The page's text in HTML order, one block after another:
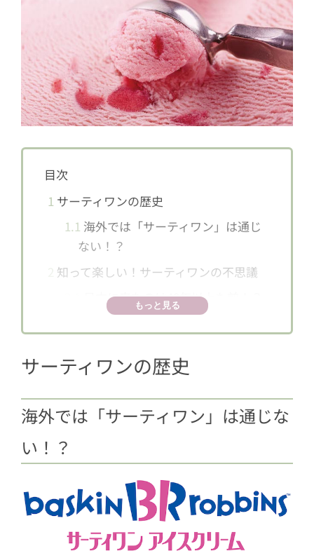
目次
1 サーティワンの歴史
1.1 海外では「サーティワン」は通じ
ない！？
知って楽しい！サーティワンの不思議
日本に来たのは40年以上も前！？
2.3味が想像つかないようなネーミン
2.4時期によってスプーンの色が変わ
2.5総フレーバー数は1,300種類以
2.6スタンダードフレーバーはどうや
って決めるの？
2.7 ダブルやトリプルの順番には理由
もっと見る
サーティワンの歴史
海外では「サーティワン」は通じな
い！？